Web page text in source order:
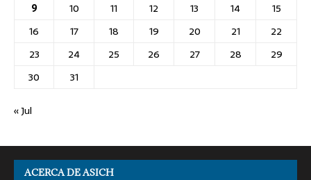
9
10 11 12 13 14
15
16
17 18 19 20 21
22
23
24 25 26 27 28
29
30
31
« Jul
ACERCA DE ASICH